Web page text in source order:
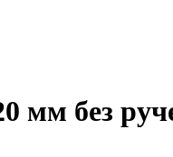
мм без